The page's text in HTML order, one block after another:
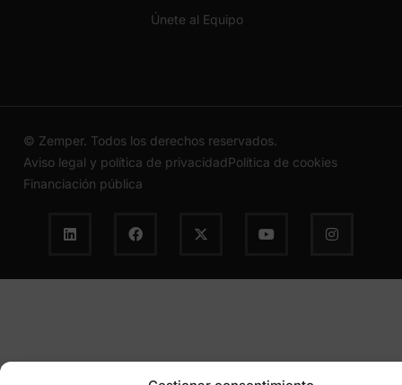
Únete al Equipo
© Zemper. Todos los derechos reservados.
Aviso legal y política de privacidadPolítica de cookies
Financiación pública